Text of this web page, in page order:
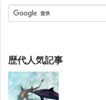
歴代人気記事